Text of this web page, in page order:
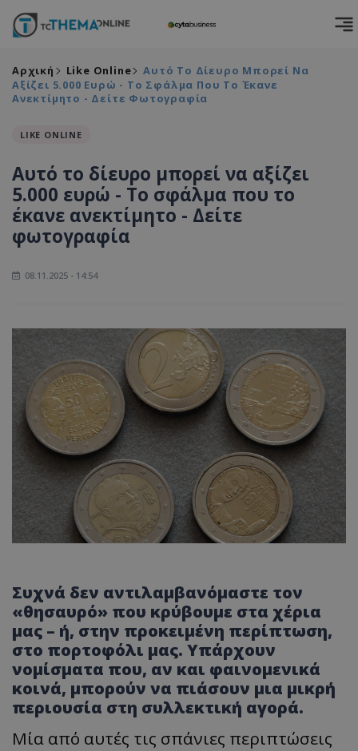
Αρχική Like Online
Αυτό Το Δίευρο Μπορεί Να
Αξίζει 5.000 Ευρώ - Το Σφάλμα Που Το Έκανε
Ανεκτίμητο - Δείτε Φωτογραφία
LIKE ONLINE
Αυτό το δίευρο μπορεί να αξίζει
5.000 ευρώ - Το σφάλμα που το
έκανε ανεκτίμητο - Δείτε
φωτογραφία
08.11.2025 - 14:54
Συχνά δεν αντιλαμβανόμαστε τον
«θησαυρό» που κρύβουμε στα χέρια
μας – ή, στην προκειμένη περίπτωση,
στο πορτοφόλι μας. Υπάρχουν
νομίσματα που, αν και φαινομενικά
κοινά, μπορούν να πιάσουν μια μικρή
περιουσία στη συλλεκτική αγορά.
Μία από αυτές τις σπάνιες περιπτώσεις